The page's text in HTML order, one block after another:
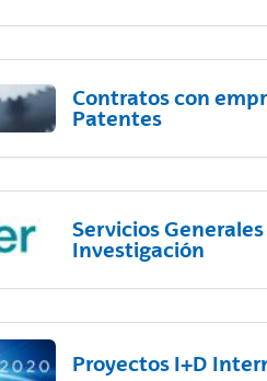
Contratos con
Patentes
Servicios Generales
Investigación
Proyectos I+D